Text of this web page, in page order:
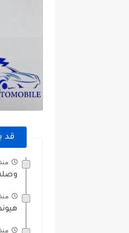
قد
وصلت فورثينج
هيونداي ستاريا 2025